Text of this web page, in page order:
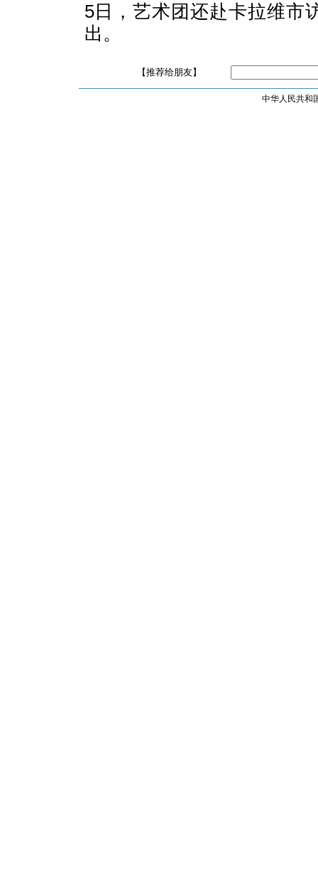
5日，艺术团还赴卡拉维市
出。
【推荐给朋友】
中华人民共和